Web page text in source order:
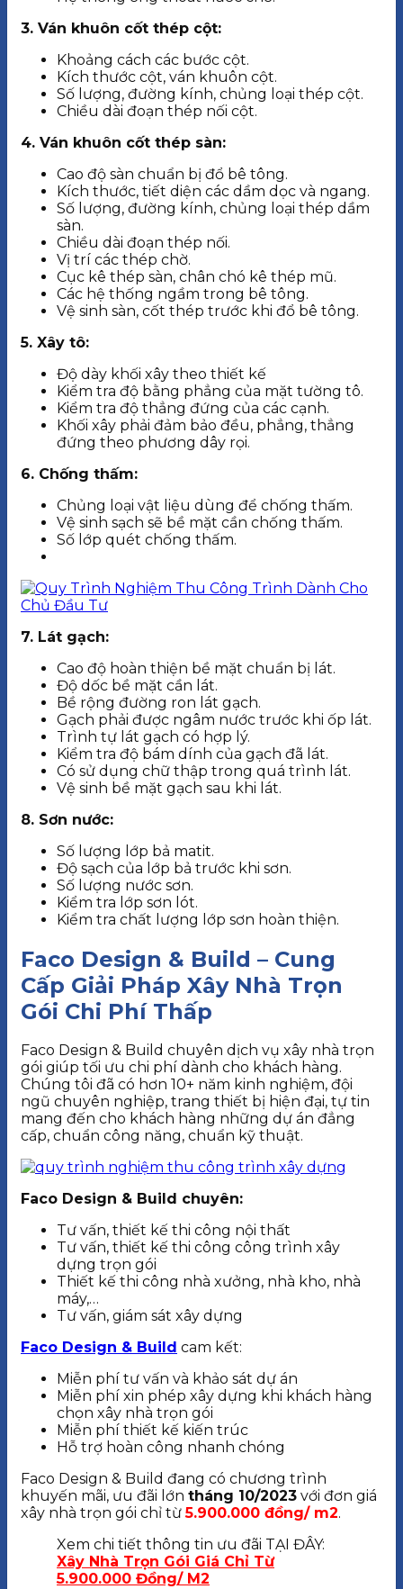
3. Ván khuôn cốt thép cột:
Khoảng cách các bước cột.
Kích thước cột, ván khuôn cột.
Số lượng, đường kính, chủng loại thép cột.
Chiều dài đoạn thép nối cột.
4. Ván khuôn cốt thép sàn:
Cao độ sàn chuẩn bị đổ bê tông.
Kích thước, tiết diện các dầm dọc và ngang.
Số lượng, đường kính, chủng loại thép dầm
sàn.
Chiều dài đoạn thép nối.
Vị trí các thép chờ.
Cục kê thép sàn, chân chó kê thép mũ.
Các hệ thống ngầm trong bê tông.
Vệ sinh sàn, cốt thép trước khi đổ bê tông.
5. Xây tô:
Độ dày khối xây theo thiết kế
Kiểm tra độ bằng phẳng của mặt tường tô.
Kiểm tra độ thẳng đứng của các cạnh.
Khối xây phải đảm bảo đều, phẳng, thẳng
đứng theo phương dây rọi.
6. Chống thấm:
Chủng loại vật liệu dùng để chống thấm.
Vệ sinh sạch sẽ bề mặt cần chống thấm.
Số lớp quét chống thấm.
7. Lát gạch:
Cao độ hoàn thiện bề mặt chuẩn bị lát.
Độ dốc bề mặt cần lát.
Bề rộng đường ron lát gạch.
Gạch phải được ngâm nước trước khi ốp lát.
Trình tự lát gạch có hợp lý.
Kiểm tra độ bám dính của gạch đã lát.
Có sử dụng chữ thập trong quá trình lát.
Vệ sinh bề mặt gạch sau khi lát.
8. Sơn nước:
Số lượng lớp bả matit.
Độ sạch của lớp bả trước khi sơn.
Số lượng nước sơn.
Kiểm tra lớp sơn lót.
Kiểm tra chất lượng lớp sơn hoàn thiện.
Faco Design & Build – Cung
Cấp Giải Pháp Xây Nhà Trọn
Gói Chi Phí Thấp
Faco Design & Build chuyên dịch vụ xây nhà trọn
gói giúp tối ưu chi phí dành cho khách hàng.
Chúng tôi đã có hơn 10+ năm kinh nghiệm, đội
ngũ chuyên nghiệp, trang thiết bị hiện đại, tự tin
mang đến cho khách hàng những dự án đẳng
cấp, chuẩn công năng, chuẩn kỹ thuật.
Faco Design & Build chuyên:
Tư vấn, thiết kế thi công nội thất
Tư vấn, thiết kế thi công công trình xây
dựng trọn gói
Thiết kế thi công nhà xưởng, nhà kho, nhà
máy,…
Tư vấn, giám sát xây dựng
Faco Design & Build cam kết:
Miễn phí tư vấn và khảo sát dự án
Miễn phí xin phép xây dựng khi khách hàng
chọn xây nhà trọn gói
Miễn phí thiết kế kiến trúc
Hỗ trợ hoàn công nhanh chóng
Faco Design & Build đang có chương trình
khuyến mãi, ưu đãi lớn tháng 10/2023 với đơn giá
xây nhà trọn gói chỉ từ5.900.000 đồng/ m2.
Xem chi tiết thông tin ưu đãi TẠI ĐÂY:
Xây Nhà Trọn Gói Giá Chỉ Từ
5.900.000 Đồng/ M2